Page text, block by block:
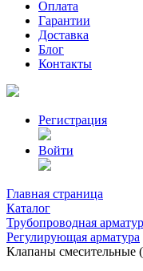
Оплата
Гарантии
Доставка
Блог
Контакты
Регистрация
Войти
Главная страница
Каталог
Трубопроводная
Регулирующая арматура
Клапаны смесительные